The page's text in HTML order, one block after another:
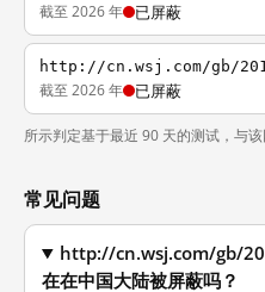
截至 2026 年 已屏蔽
http://cn.wsj.com/gb/
截至 2026 年 已屏蔽
所示判定基于最近 90 天的测试，与该
常见问题
http://cn.wsj.com/gb/
在在中国大陆被屏蔽吗？